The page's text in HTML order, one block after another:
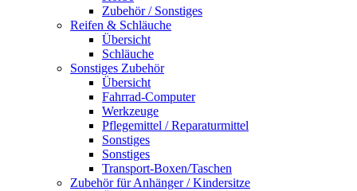
Zubehör / Sonstiges
Reifen & Schläuche
Übersicht
Schläuche
Sonstiges Zubehör
Übersicht
Fahrrad-Computer
Werkzeuge
Pflegemittel / Reparaturmittel
Sonstiges
Sonstiges
Transport-Boxen/Taschen
Zubehör für Anhänger / Kindersitze